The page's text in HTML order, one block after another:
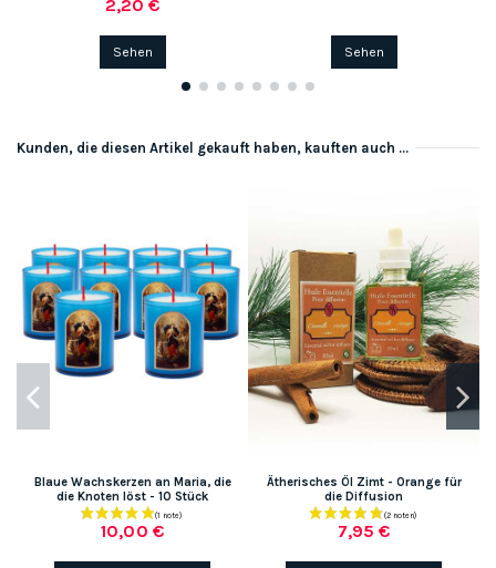
2,20 €
Sehen Sehen
Kunden, die diesen Artikel gekauft haben, kauften auch ...
Blaue Wachskerzen an Maria, die
die Knoten löst - 10 Stück
10,00 €
Ätherisches Öl Zimt - Orange für
die Diffusion
7,95 €